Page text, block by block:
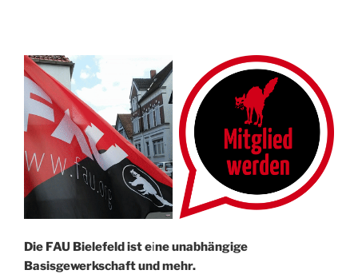
Die FAU Bielefeld ist eine un­abhängige
Basisgewerkschaft und mehr.